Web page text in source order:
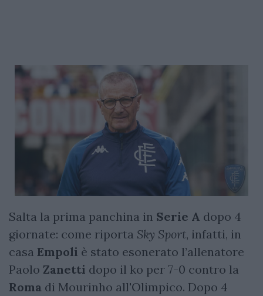
Salta la prima panchina in Serie A dopo 4
giornate: come riporta Sky Sport, infatti, in
casa Empoli è stato esonerato l’allenatore
Paolo Zanetti dopo il ko per 7-0 contro la
Roma di Mourinho all'Olimpico. Dopo 4